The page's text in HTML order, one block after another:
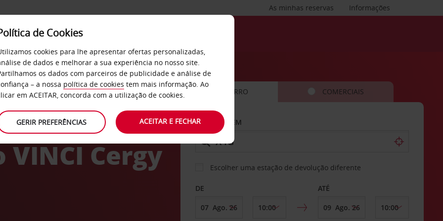
Informações
As minhas reservas
SERVIÇOS EMPRESAS
Cergy
CARRO COMERCIAIS
LEVANTAR EM
Escolher uma estação de devolução diferente
DE ATÉ
de Cookies
cookies para lhe apresentar ofertas personalizadas,
de dados e melhorar a sua experiência no nosso site.
os dados com parceiros de publicidade e análise de
– a nossa política de cookies tem mais informação. Ao
em ACEITAR, concorda com a utilização de cookies.
GERIR PREFERÊNCIAS ACEITAR E FECHAR